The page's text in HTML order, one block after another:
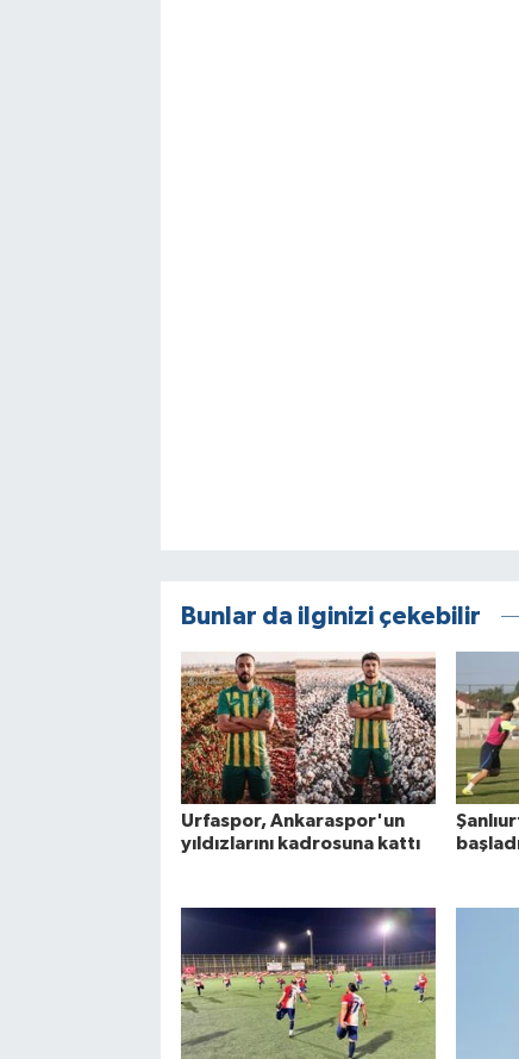
Bunlar da ilginizi çekebilir
Urfaspor, Ankaraspor'un
yıldızlarını kadrosuna kattı